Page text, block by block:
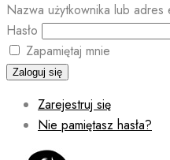
Nazwa użytkownika lub adres
Hasło
Zapamiętaj mnie
Zaloguj się
Zarejestruj się
Nie pamiętasz hasła?